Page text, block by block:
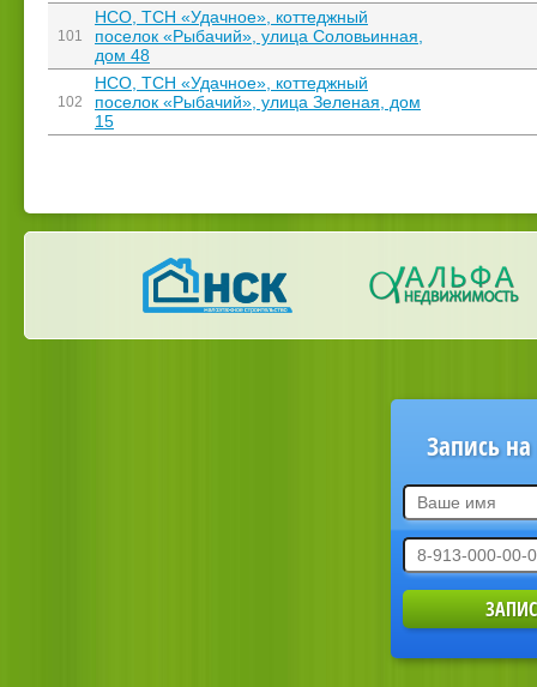
101
НСО, ТСН «Удачное», коттеджный
поселок «Рыбачий», улица Соловьинная,
дом 48
102
НСО, ТСН «Удачное», коттеджный
поселок «Рыбачий», улица Зеленая, дом
15
Запись